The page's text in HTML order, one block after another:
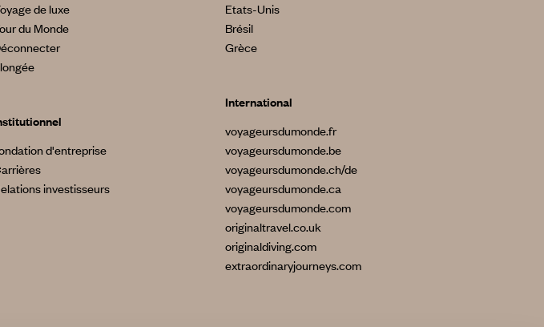
de luxe
du Monde
d'entreprise
investisseurs
Etats-Unis
Brésil
Grèce
International
voyageursdumonde.fr
voyageursdumonde.be
voyageursdumonde.ch/de
voyageursdumonde.ca
voyageursdumonde.com
originaltravel.co.uk
originaldiving.com
extraordinaryjourneys.com